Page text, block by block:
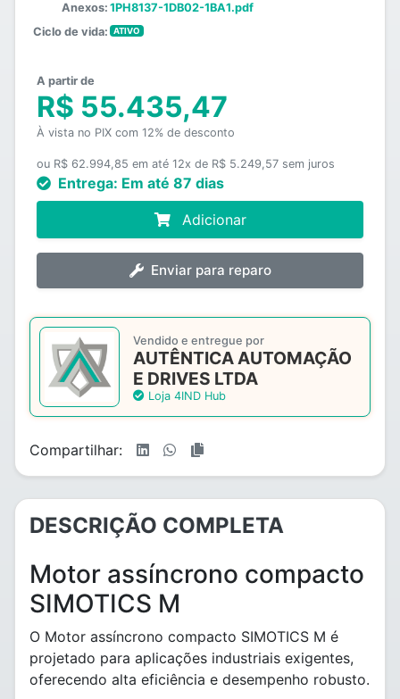
Anexos: 1PH8137-1DB02-1BA1.pdf
Ciclo de vida:
ATIVO
A partir de
R$ 55.435,47
À vista no PIX com 12% de desconto
ou R$ 62.994,85 em até 12x de R$ 5.249,57 sem juros
Entrega: Em até 87 dias
Adicionar
Enviar para reparo
Vendido e entregue por
AUTÊNTICA AUTOMAÇÃO
E DRIVES LTDA
Loja 4IND Hub
Compartilhar:
DESCRIÇÃO COMPLETA
Motor assíncrono compacto
SIMOTICS M
O Motor assíncrono compacto SIMOTICS M é
projetado para aplicações industriais exigentes,
oferecendo alta eficiência e desempenho robusto.